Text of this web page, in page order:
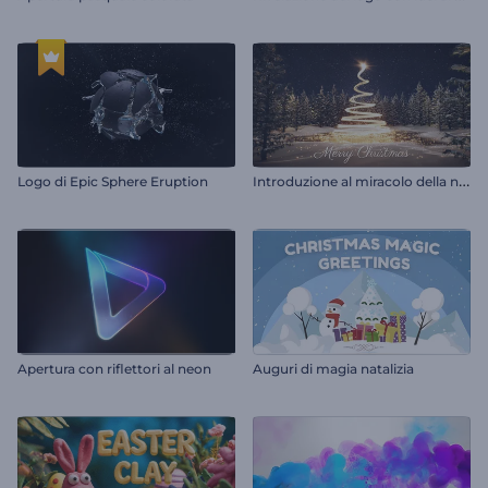
Logo di Epic Sphere Eruption I
ntroduzione al miracolo della notte di Natale
Apertura con riflettori al neon Auguri di magia natalizia